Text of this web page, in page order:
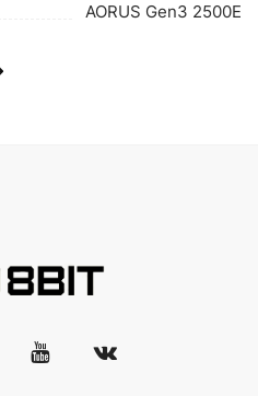
AORUS Gen3 2500E